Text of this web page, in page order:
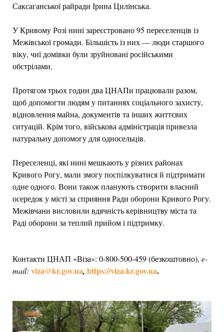
Саксаганської райради Ірина Цилінська.
У Кривому Розі нині зареєстровано 95 переселенців із
Межівської громади. Більшість із них — люди старшого
віку, чиї домівки були зруйновані російськими
обстрілами.
Протягом трьох годин два ЦНАПи працювали разом,
щоб допомогти людям у питаннях соціального захисту,
відновлення майна, документів та інших життєвих
ситуацій. Крім того, військова адміністрація привезла
натуральну допомогу для односельців.
Переселенці, які нині мешкають у різних районах
Кривого Рогу, мали змогу поспілкуватися й підтримати
одне одного. Вони також планують створити власний
осередок у місті за сприяння Ради оборони Кривого Рогу.
Межівчани висловили вдячність керівництву міста та
Раді оборони за теплий прийом і підтримку.
Контакти ЦНАП «Віза»: 0-800-500-459 (безкоштовно), e-
mail: viza@kr.gov.ua, https://viza.kr.gov.ua.